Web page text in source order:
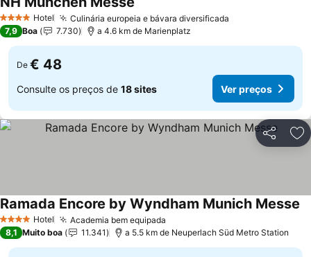
4 EstrelasHotel Culinária europeia e bávara diversificada
7,9 Boa 7.730 a 4.6 km de Marienplatz
De € 48
Consulte os preços de 18 sites Ver preços
Partilhar
4 EstrelasHotel Academia bem equipada
Ramada Encore by Wyndham Munich Messe
8,1 Muito boa 11.341 a 5.5 km de Neuperlach Süd Metro Station